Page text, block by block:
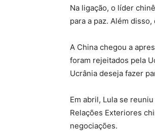
Na ligação, o líder
para a paz. Além
A China chegou a
foram rejeitados pela
Ucrânia deseja fazer
Em abril, Lula se
Relações Exteriores
negociações.